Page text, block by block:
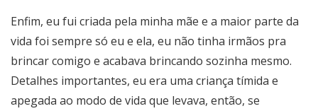
Enfim, eu fui criada pela minha mãe e a maior parte da
vida foi sempre só eu e ela, eu não tinha irmãos pra
brincar comigo e acabava brincando sozinha mesmo.
Detalhes importantes, eu era uma criança tímida e
apegada ao modo de vida que levava, então, se